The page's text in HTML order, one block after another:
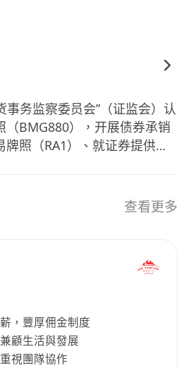
議。
、FIS Quantum等），具
投資組合分析能力者優先。
事务监察委员会”（证监会）认
（BMG880），开展债券承销
照（RA1）、就证券提供意
大 行、股份制银行、城商
、资产管理公司 等客户 。
的境外 境外债券发行经验，
资大型金融机构， 如工银亚
际、浙商国际、光大证券国
及摩根大通等。团队了解国内
客户提供更加务实的本土化定
查看更多
，豐厚佣金制度
顧生活與發展
視團隊協作